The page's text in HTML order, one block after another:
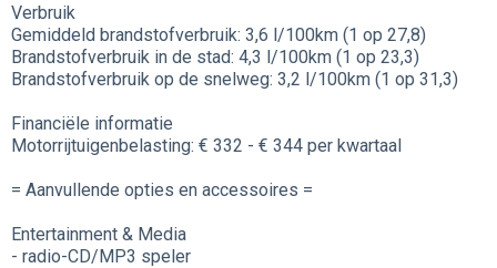
Verbruik
Gemiddeld brandstofverbruik: 3,6 l/100km (1 op 27,8)
Brandstofverbruik in de stad: 4,3 l/100km (1 op 23,3)
Brandstofverbruik op de snelweg: 3,2 l/100km (1 op 31,3)
Financiële informatie
Motorrijtuigenbelasting: € 332 - € 344 per kwartaal
= Aanvullende opties en accessoires =
Entertainment & Media
- radio-CD/MP3 speler